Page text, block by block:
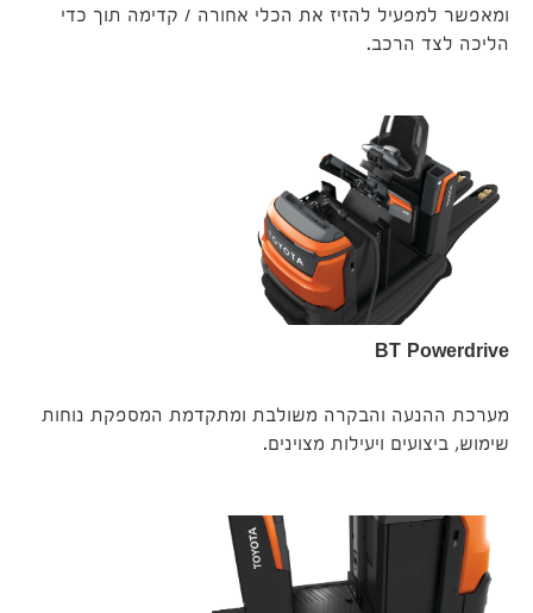
ומאפשר למפעיל להזיז את הכלי אחורה / קדימה תוך כדי
הליכה לצד הרכב.
BT Powerdrive
מערכת ההנעה והבקרה משולבת ומתקדמת המספקת נוחות
שימוש, ביצועים ויעילות מצוינים.